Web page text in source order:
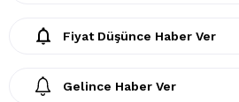
Fiyat Düşünce Haber Ver
Gelince Haber Ver